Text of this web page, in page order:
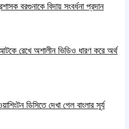
বরগুনাকে বিদায় সংবর্ধনা প্রদান
রেখে অশালীন ভিডিও ধারণ করে অর্থ
ডিসিতে দেখা গেল বাংলার সূর্য